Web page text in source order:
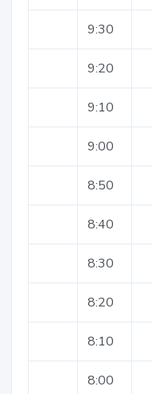
9:30
9:20
9:10
9:00
8:50
8:40
8:30
8:20
8:10
8:00